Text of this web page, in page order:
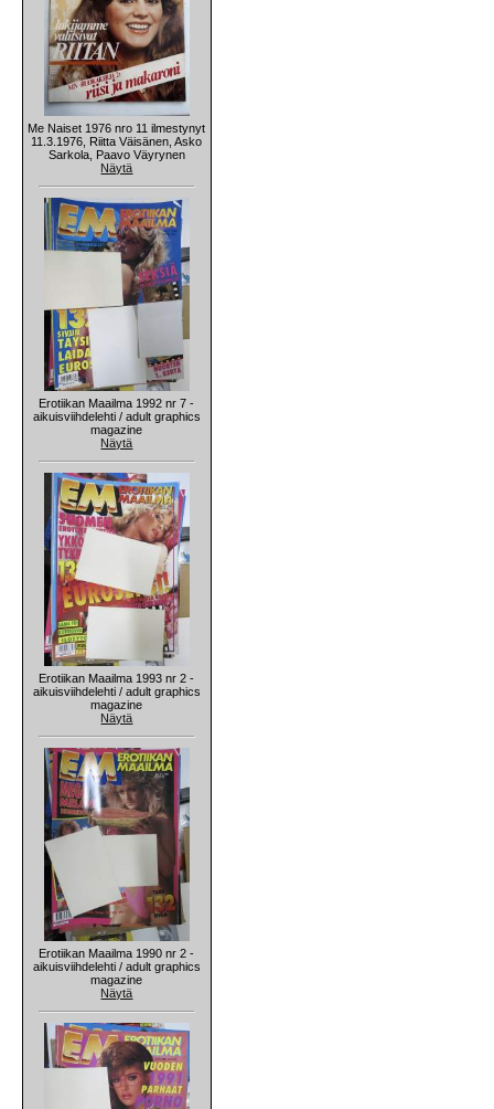
Me Naiset 1976 nro 11 ilmestynyt
11.3.1976, Riitta Väisänen, Asko
Sarkola, Paavo Väyrynen
Näytä
Erotiikan Maailma 1992 nr 7 -
aikuisviihdelehti / adult graphics
magazine
Näytä
Erotiikan Maailma 1993 nr 2 -
aikuisviihdelehti / adult graphics
magazine
Näytä
Erotiikan Maailma 1990 nr 2 -
aikuisviihdelehti / adult graphics
magazine
Näytä